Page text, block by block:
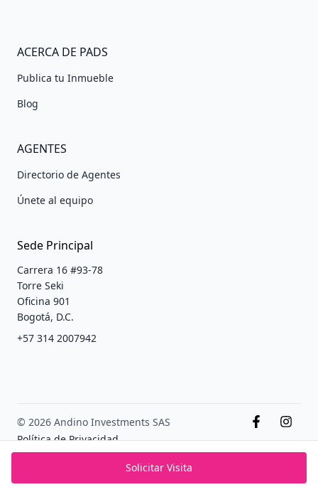
Solicitar Visita
ACERCA DE PADS
Publica tu Inmueble
Blog
AGENTES
Directorio de Agentes
Únete al equipo
Sede Principal
Carrera 16 #93-78
Torre Seki
Oficina 901
Bogotá, D.C.
+57 314 2007942
© 2026 Andino Investments SAS
Política de Privacidad
Terminos y condiciones